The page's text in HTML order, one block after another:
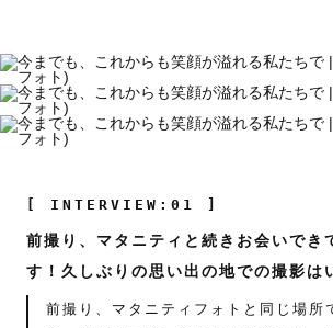
[ INTERVIEW:01 ]
前撮り、マタニティと続きお会いでき
す！久しぶりの思い出の地での撮影は
前撮り、マタニティフォトと同じ場所